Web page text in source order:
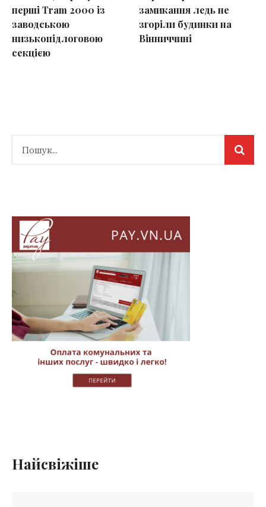
перші Tram 2000 із
заводською
низькопідлоговою
секцією
замикання ледь не
згоріли будинки на
Вінниччині
Найсвіжіше